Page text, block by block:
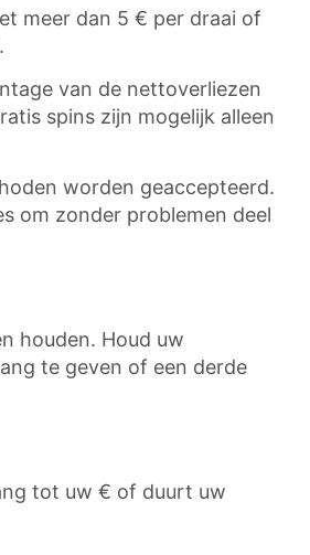
meer dan 5 € per draai of
van de nettoverliezen
spins zijn mogelijk alleen
worden geaccepteerd.
om zonder problemen deel
houden. Houd uw
te geven of een derde
tot uw € of duurt uw